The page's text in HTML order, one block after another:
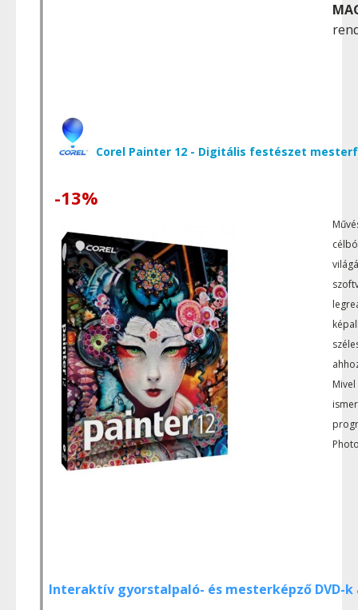
Corel Painter 12 - Digitális festészet
-13%
Interaktív gyorstalpaló- és mesterképző DVD-k a